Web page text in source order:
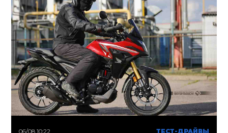
06/08 10:22 ТЕСТ-ДРАЙВЫ